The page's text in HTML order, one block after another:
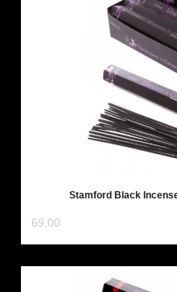
Stamford Black
69,00